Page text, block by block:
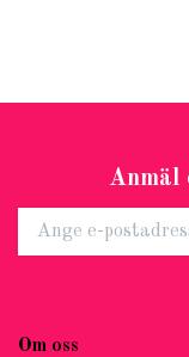
Anmäl
Om oss